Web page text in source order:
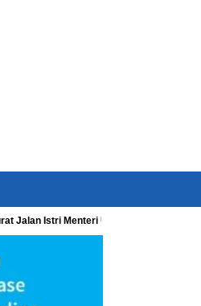
Jalan Istri Menteri UMKM Meledak,